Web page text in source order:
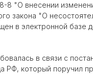
8 "О внесении
закона "О
в электронной базе
в связи с
РФ, который поручил